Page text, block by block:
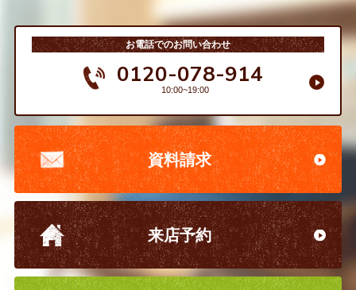
お電話でのお問い合わせ
0120-078-914
10:00~19:00
資料請求
来店予約